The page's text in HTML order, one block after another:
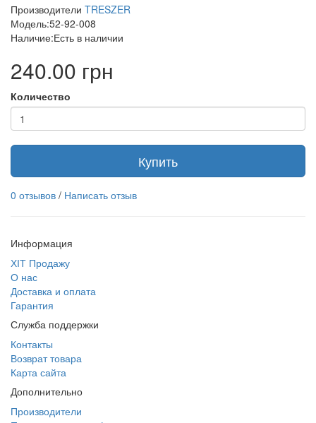
Производители TRESZER
Модель:52-92-008
Наличие:Есть в наличии
240.00 грн
Количество
Купить
0 отзывов / Написать отзыв
Информация
ХІТ Продажу
О нас
Доставка и оплата
Гарантия
Служба поддержки
Контакты
Возврат товара
Карта сайта
Дополнительно
Производители